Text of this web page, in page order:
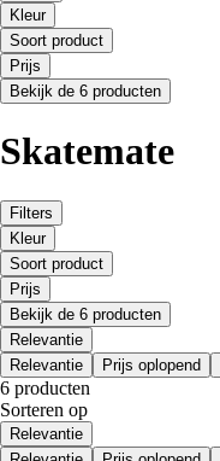
Kleur
Soort product
Prijs
Bekijk de 6 producten
Skatemate
Filters
Kleur
Soort product
Prijs
Bekijk de 6 producten
Relevantie
Relevantie
Prijs oplopend
6 producten
Sorteren op
Relevantie